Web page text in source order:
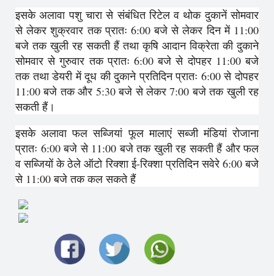
इसके अलावा पशु चारा से संबंधित रिटेल व थोक दुकानें सोमवार
से लेकर शुक्रवार तक प्रातः 6:00 बजे से लेकर दिन में 11:00
बजे तक खुली रह सकती हैं तथा कृषि आदान विक्रेता की दुकाने
सोमवार से गुरुवार तक प्रातः 6:00 बजे से दोपहर 11:00 बजे
तक तथा डेयरी में दूध की दुकाने प्रतिदिन प्रातः 6:00 से दोपहर
11:00 बजे तक और 5:30 बजे से लेकर 7:00 बजे तक खुली रह
सकती हैं।
इसके अलावा फल सब्जियां फूल मालाएं सब्जी मंडियां रोजाना
प्रातः 6:00 बजे से 11:00 बजे तक खुली रह सकती हैं और फल
व सब्जियों के ठेले ऑटो रिक्शा ई-रिक्शा प्रतिदिन सवेरे 6:00 बजे
से 11:00 बजे तक कल सकते हैं